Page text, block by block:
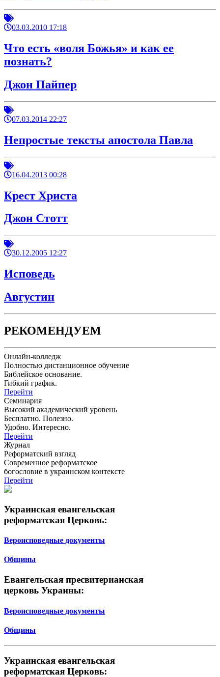
03.03.2010 17:18
Что есть «воля Божья» и как ее
познать?
Джон Пайпер
07.03.2014 22:27
Непростые тексты апостола Павла
16.04.2013 00:28
Крест Христа
Джон Стотт
30.12.2005 12:27
Исповедь
Августин
РЕКОМЕНДУЕМ
Онлайн-колледж
Полностью дистанционное обучение
Библейское основание.
Гибкий график.
Перейти
Семинария
Высокий академический уровень
Бесплатно. Полезно.
Удобно. Интересно.
Перейти
Журнал
Реформатский взгляд
Современное реформатское
богословие в украинском контексте
Перейти
Украинская евангельская
реформатская Церковь:
Вероисповедные документы
Общины
Евангельская пресвитерианская
церковь Украины:
Вероисповедные документы
Общины
Украинская евангельская
реформатская Церковь: